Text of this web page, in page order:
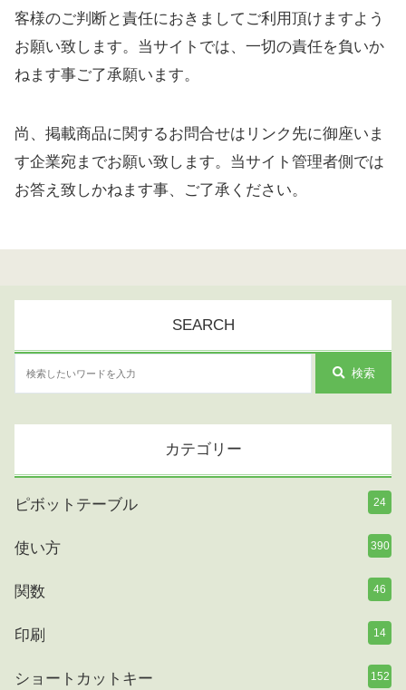
客様のご判断と責任におきましてご利用頂けますよう
お願い致します。当サイトでは、一切の責任を負いか
ねます事ご了承願います。
尚、掲載商品に関するお問合せはリンク先に御座いま
す企業宛までお願い致します。当サイト管理者側では
お答え致しかねます事、ご了承ください。
SEARCH
検索
カテゴリー
ピボットテーブル 24
使い方 390
関数 46
印刷 14
ショートカットキー 152